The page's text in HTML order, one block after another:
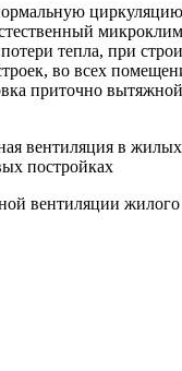
тепла, при
во всех
приточно
вентиляции